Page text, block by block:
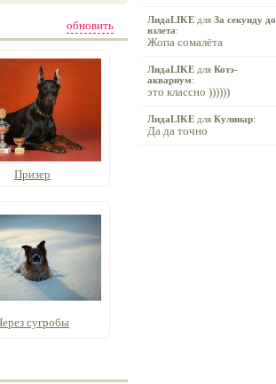
обновить
Призер
сугробы
ЛидаLIKE для За секунду до
взлета:
Жопа сомалёта
ЛидаLIKE для Котэ-
аквариум:
это классно ))))))
ЛидаLIKE для Кулинар:
Да да точно